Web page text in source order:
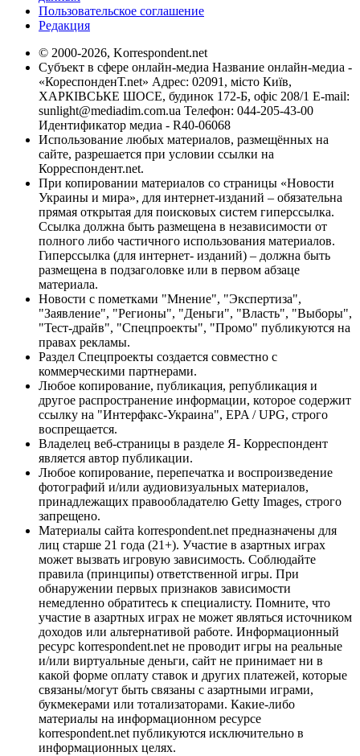
Пользовательское соглашение
Редакция
© 2000-2026, Korrespondent.net
Субъект в сфере онлайн-медиа Название онлайн-медиа -
«КореспонденТ.net» Адрес: 02091, місто Київ,
ХАРКІВСЬКЕ ШОСЕ, будинок 172-Б, офіс 208/1 E-mail:
sunlight@mediadim.com.ua Телефон: 044-205-43-00
Идентификатор медиа - R40-06068
Использование любых материалов, размещённых на
сайте, разрешается при условии ссылки на
Корреспондент.net.
При копировании материалов со страницы «Новости
Украины и мира», для интернет-изданий – обязательна
прямая открытая для поисковых систем гиперссылка.
Ссылка должна быть размещена в независимости от
полного либо частичного использования материалов.
Гиперссылка (для интернет- изданий) – должна быть
размещена в подзаголовке или в первом абзаце
материала.
Новости с пометками "Мнение", "Экспертиза",
"Заявление", "Регионы", "Деньги", "Власть", "Выборы",
"Тест-драйв", "Спецпроекты", "Промо" публикуются на
правах рекламы.
Раздел Спецпроекты создается совместно с
коммерческими партнерами.
Любое копирование, публикация, републикация и
другое распространение информации, которое содержит
ссылку на "Интерфакс-Украина", EPA / UPG, строго
воспрещается.
Владелец веб-страницы в разделе Я- Корреспондент
является автор публикации.
Любое копирование, перепечатка и воспроизведение
фотографий и/или аудиовизуальных материалов,
принадлежащих правообладателю Getty Images, строго
запрещено.
Материалы сайта korrespondent.net предназначены для
лиц старше 21 года (21+). Участие в азартных играх
может вызвать игровую зависимость. Соблюдайте
правила (принципы) ответственной игры. При
обнаружении первых признаков зависимости
немедленно обратитесь к специалисту. Помните, что
участие в азартных играх не может являться источником
доходов или альтернативой работе. Информационный
ресурс korrespondent.net не проводит игры на реальные
и/или виртуальные деньги, сайт не принимает ни в
какой форме оплату ставок и других платежей, которые
связаны/могут быть связаны с азартными играми,
букмекерами или тотализаторами. Какие-либо
материалы на информационном ресурсе
korrespondent.net публикуются исключительно в
информационных целях.